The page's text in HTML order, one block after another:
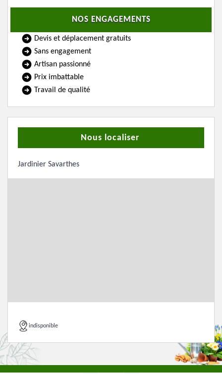
NOS ENGAGEMENTS
Devis et déplacement gratuits
Sans engagement
Artisan passionné
Prix imbattable
Travail de qualité
Nous localiser
Jardinier Savarthes
indisponible